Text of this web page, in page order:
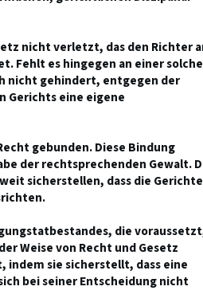
nicht verletzt, das den Richter
Fehlt es hingegen an einer
nicht gehindert, entgegen der
Gerichts eine eigene
gebunden. Diese Bindung
der rechtsprechenden Gewalt.
sicherstellen, dass die Gerichte
die
Weise von Recht und Gesetz
sie sicherstellt, dass eine
bei seiner Entscheidung nicht